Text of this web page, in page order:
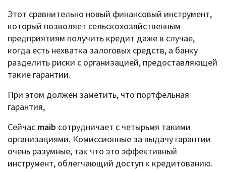
Этот сравнительно новый финансовый инструмент,
который позволяет сельскохозяйственным
предприятиям получить кредит даже в случае,
когда есть нехватка залоговых средств, а банку
разделить риски с организацией, предоставляющей
такие гарантии.
При этом должен заметить, что портфельная
гарантия,
Сейчас maib сотрудничает с четырьмя такими
организациями. Комиссионные за выдачу гарантии
очень разумные, так что это эффективный
инструмент, облегчающий доступ к кредитованию.